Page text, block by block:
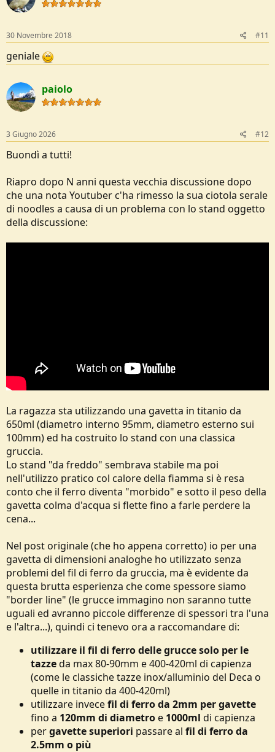
30 Novembre 2018 #11
geniale
paiolo
3 Giugno 2026 #12
Buondì a tutti!
Riapro dopo N anni questa vecchia discussione dopo
che una nota Youtuber c'ha rimesso la sua ciotola serale
di noodles a causa di un problema con lo stand oggetto
della discussione:
La ragazza sta utilizzando una gavetta in titanio da
650ml (diametro interno 95mm, diametro esterno sui
100mm) ed ha costruito lo stand con una classica
gruccia.
Lo stand "da freddo" sembrava stabile ma poi
nell'utilizzo pratico col calore della fiamma si è resa
conto che il ferro diventa "morbido" e sotto il peso della
gavetta colma d'acqua si flette fino a farle perdere la
cena...
Nel post originale (che ho appena corretto) io per una
gavetta di dimensioni analoghe ho utilizzato senza
problemi del fil di ferro da gruccia, ma è evidente da
questa brutta esperienza che come spessore siamo
"border line" (le grucce immagino non saranno tutte
uguali ed avranno piccole differenze di spessori tra l'una
e l'altra...), quindi ci tenevo ora a raccomandare di:
utilizzare il fil di ferro delle grucce solo per le
tazzeda max 80-90mm e 400-420ml di capienza
(come le classiche tazze inox/alluminio del Deca o
quelle in titanio da 400-420ml)
utilizzare invecefil di ferro da 2mm per gavette
fino a 120mm di diametroe 1000ml di capienza
pergavette superiori passare al fil di ferro da
2.5mm o più